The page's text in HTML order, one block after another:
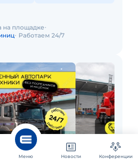
на площадке
Работаем 24/7
Меню Новости Конференции